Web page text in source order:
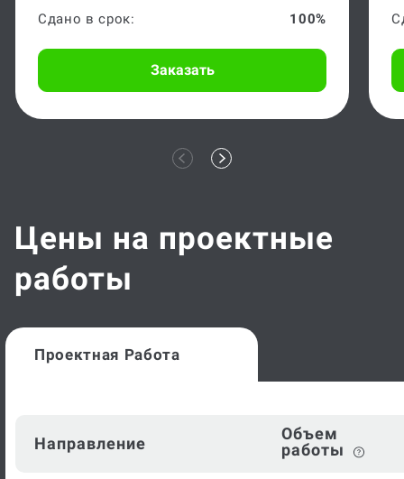
Сдано в срок:
100%
Заказать
Цены на проектные
работы
Проектная Работа
Направление
Объем
работы